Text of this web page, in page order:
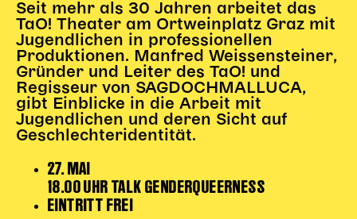
Vorstellungen für pädagogische Institutionen
Angebote für Pädagog*innen
PädagogikClub
Sommerfest
Open House
Newsletter für pädagogische Institutionen
DIGITALE BÜHNE
Seit mehr als 30 Jahren arbeitet das
TaO! Theater am Ortweinplatz Graz mit
Jugendlichen in professionellen
Produktionen. Manfred Weissensteiner,
Gründer und Leiter des TaO! und
Regisseur von SAGDOCHMALLUCA,
gibt Einblicke in die Arbeit mit
Jugendlichen und deren Sicht auf
Geschlechteridentität.
27. MAI
18.00 UHR TALK GENDERQUEERNESS
EINTRITT FREI